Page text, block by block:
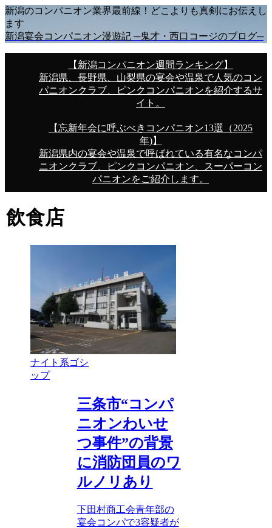
新潟のコンパニオン業界最前線！どこよりも真剣にお伝えし
ます
新潟宴会コンパニオン漫遊記 ─鬼才・西口コージのブログ─
【新潟コンパニオン週間ランキング】
新潟県、長野県、山梨県の宴会や温泉で人気のコン
パニオンクラブ、ピンクコンパニオンを紹介するサ
イト。
【忘新年会に呼ぶべきコンパニオン13選（2025
年)】
新潟県内の宴会や温泉で呼ばれている有名なコンパ
ニオンクラブ、ピンクコンパニオン、スーパーコン
パニオンをご紹介します。
飲食店
ナイト系ゴシ
ップ
三条市“コンパ
ニオンわいせ
つ事件”の背景
に消防団員のワ
ルノリあり
下田村商工会青年部の
宴会コンパで3容疑者が